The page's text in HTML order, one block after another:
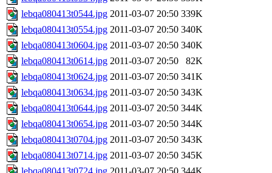
lebqa080413t0544.jpg 2011-03-07 20:50 339K
lebqa080413t0554.jpg 2011-03-07 20:50 340K
lebqa080413t0604.jpg 2011-03-07 20:50 340K
lebqa080413t0614.jpg 2011-03-07 20:50
82K
lebqa080413t0624.jpg 2011-03-07 20:50 341K
lebqa080413t0634.jpg 2011-03-07 20:50 343K
lebqa080413t0644.jpg 2011-03-07 20:50 344K
lebqa080413t0654.jpg 2011-03-07 20:50 344K
lebqa080413t0704.jpg 2011-03-07 20:50 343K
lebqa080413t0714.jpg 2011-03-07 20:50 345K